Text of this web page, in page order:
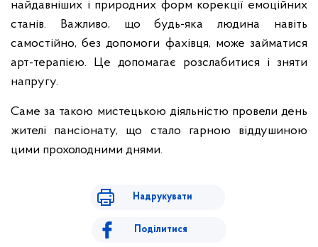
найдавніших і природних форм корекції емоційних
станів. Важливо, що будь-яка людина навіть
самостійно, без допомоги фахівця, може займатися
арт-терапією. Це допомагає розслабитися і зняти
напругу.
Саме за такою мистецькою діяльністю провели день
жителі пансіонату, що стало гарною віддушиною
цими прохолодними днями.
Надрукувати
Поділитися